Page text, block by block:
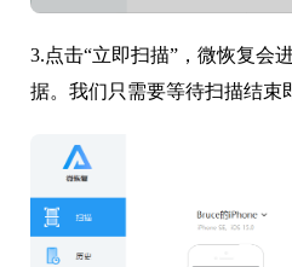
3.点击“立即扫描”，微恢复会
据。我们只需要等待扫描结束